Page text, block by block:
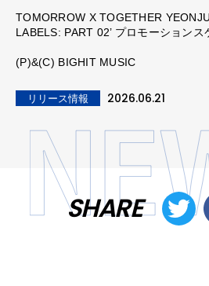
TOMORROW X TOGETHER
LABELS: PART 02’ プロモーションス
(P)&(C) BIGHIT MUSIC
リリース情報 2026.06.21
SHARE